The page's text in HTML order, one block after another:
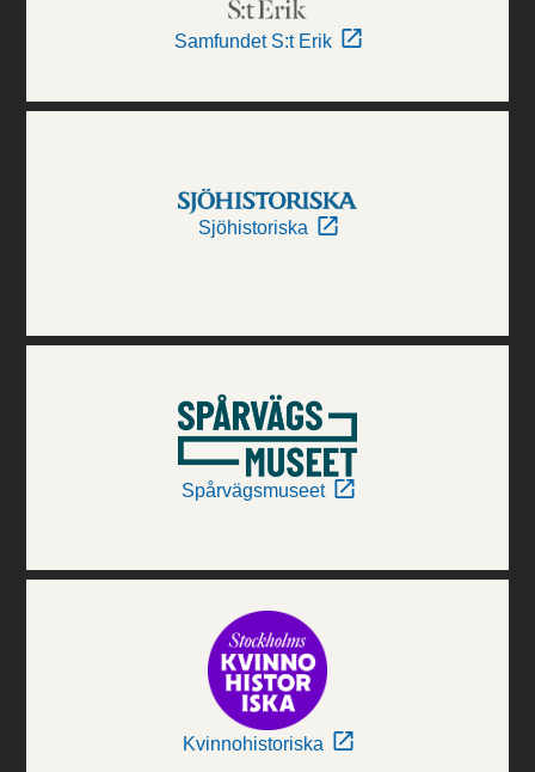
Samfundet S:t Erik
Sjöhistoriska
Spårvägsmuseet
Kvinnohistoriska